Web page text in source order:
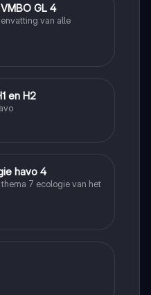
GL 4
van alle
en H2
havo 4
7 ecologie van het